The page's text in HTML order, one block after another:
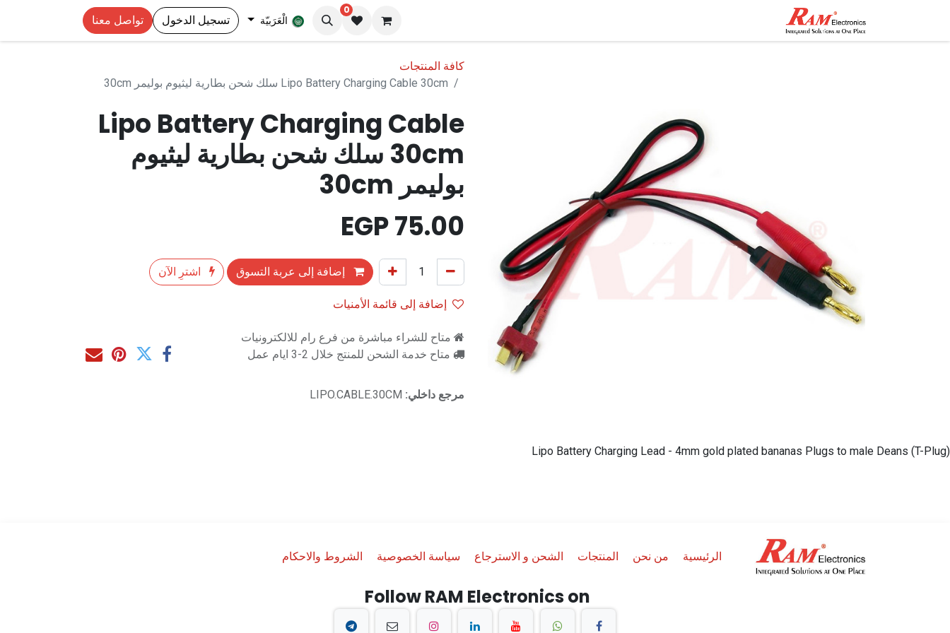
0
الْعَرَبيّة تسجيل الدخول تواصل معنا
كافة المنتجات
Lipo Battery Charging Cable 30cm سلك شحن بطارية ليثيوم بوليمر 30cm
Lipo Battery Charging Cable
30cm سلك شحن بطارية ليثيوم
بوليمر 30cm
75.00
إضافة إلى عربة التسوق
اشترِ الآن
إضافة إلى قائمة الأمنيات
متاح للشراء مباشرة من فرع رام للالكترونيات
متاح خدمة الشحن للمنتج خلال 2-3 ايام عمل
مرجع داخلي: LIPO.CABLE.30CM
Lipo Battery Charging Lead - 4mm gold plated bananas Plugs to male Deans (T-Plug)
الرئيسية من نحن المنتجات الشحن و الاسترجاع سياسة الخصوصية الشروط والاحكام
Follow RAM Electronics on